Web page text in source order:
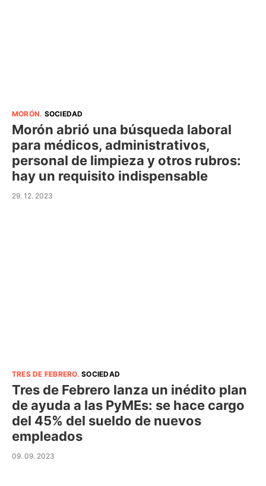
MORÓN. SOCIEDAD
Morón abrió una búsqueda laboral
para médicos, administrativos,
personal de limpieza y otros rubros:
hay un requisito indispensable
29. 12. 2023
TRES DE FEBRERO.SOCIEDAD
Tres de Febrero lanza un inédito plan
de ayuda a las PyMEs: se hace cargo
del 45% del sueldo de nuevos
empleados
09. 09. 2023